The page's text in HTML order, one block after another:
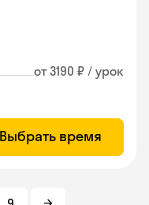
от 3190 ₽ / урок
Выбрать время